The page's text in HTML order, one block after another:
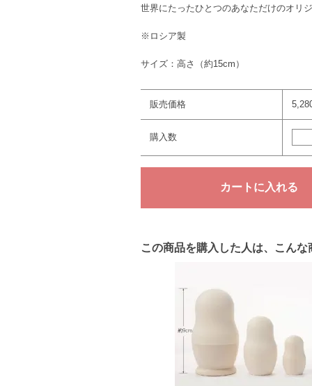
世界にたったひとつのあなただけのオリ
※ロシア製
サイズ：高さ（約15cm）
販売価格
購入数
この商品を購入した人は、こん